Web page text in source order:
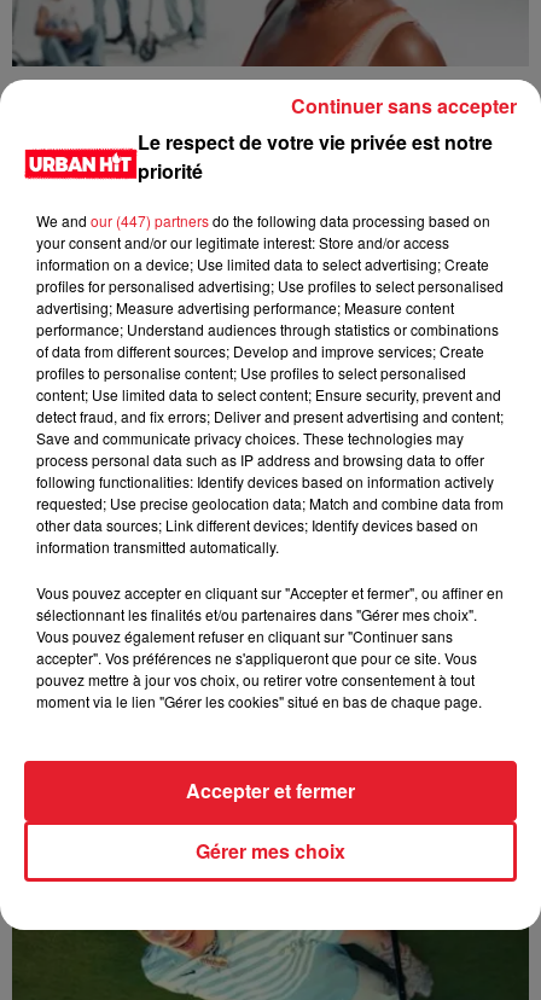
Tiwa Savage - You4Me
Tyla - Bliss
Le respect de votre vie privée est notre
priorité
We and our (447) partnersdo the following data processing based on
your consent and/or our legitimate interest: Store and/or access
information on a device; Use limited data to select advertising; Create
profiles for personalised advertising; Use profiles to select personalised
advertising; Measure advertising performance; Measure content
performance; Understand audiences through statistics or combinations
of data from different sources; Develop and improve services; Create
profiles to personalise content; Use profiles to select personalised
content; Use limited data to select content; Ensure security, prevent and
detect fraud, and fix errors; Deliver and present advertising and content;
Save and communicate privacy choices. These technologies may
process personal data such as IP address and browsing data to offer
following functionalities: Identify devices based on information actively
requested; Use precise geolocation data; Match and combine data from
other data sources; Link different devices; Identify devices based on
information transmitted automatically.
Vous pouvez accepter en cliquant sur "Accepter et fermer", ou affiner en
sélectionnant les finalités et/ou partenaires dans "Gérer mes choix".
Vous pouvez également refuser en cliquant sur "Continuer sans
accepter". Vos préférences ne s'appliqueront que pour ce site. Vous
pouvez mettre à jour vos choix, ou retirer votre consentement à tout
moment via le lien "Gérer les cookies" situé en bas de chaque page.
Gérer mes choix
Accepter et fermer
Continuer sans accepter